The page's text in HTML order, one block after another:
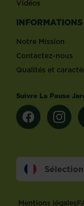
Vidéos
INFORMATIONS
Notre Mission
Contactez-nous
Qualités et
Suivre La Pause
Footer
Mentions légales